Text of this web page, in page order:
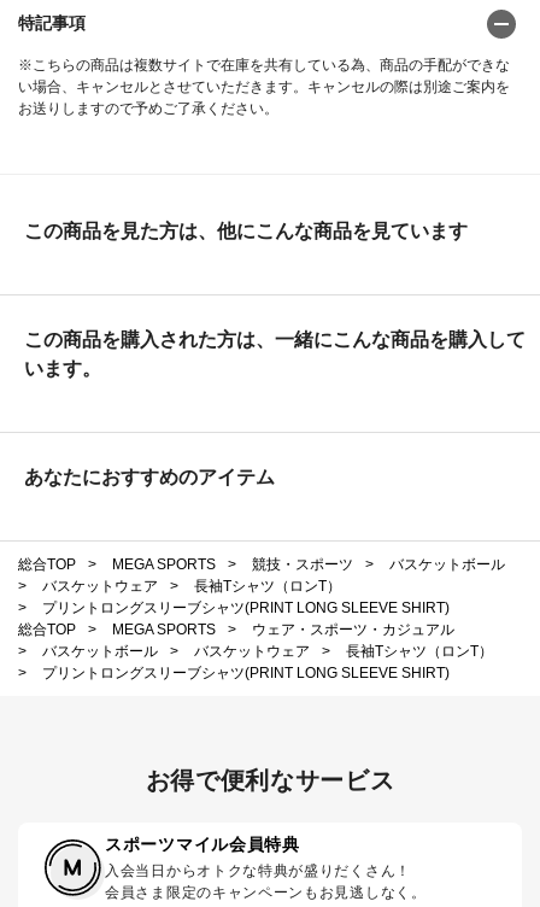
特記事項
※こちらの商品は複数サイトで在庫を共有している為、商品の手配ができな
い場合、キャンセルとさせていただきます。キャンセルの際は別途ご案内を
お送りしますので予めご了承ください。
この商品を見た方は、他にこんな商品を見ています
この商品を購入された方は、一緒にこんな商品を購入して
います。
あなたにおすすめのアイテム
総合TOP > MEGA SPORTS > 競技・スポーツ >
バスケットボール
>
バスケットウェア >
長袖Tシャツ（ロンT）
>
プリントロングスリーブシャツ(PRINT LONG SLEEVE SHIRT)
総合TOP
> MEGA SPORTS >
ウェア・スポーツ・カジュアル
>
バスケットボール > バスケットウェア >
長袖Tシャツ（ロンT）
>
プリントロングスリーブシャツ(PRINT LONG SLEEVE SHIRT)
お得で便利なサービス
スポーツマイル会員特典
入会当日からオトクな特典が盛りだくさん！
会員さま限定のキャンペーンもお見逃しなく。